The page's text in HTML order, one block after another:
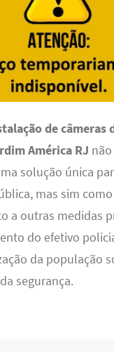
de câmeras
América RJ
solução única
mas sim
a outras medidas
do efetivo
da população
segurança.